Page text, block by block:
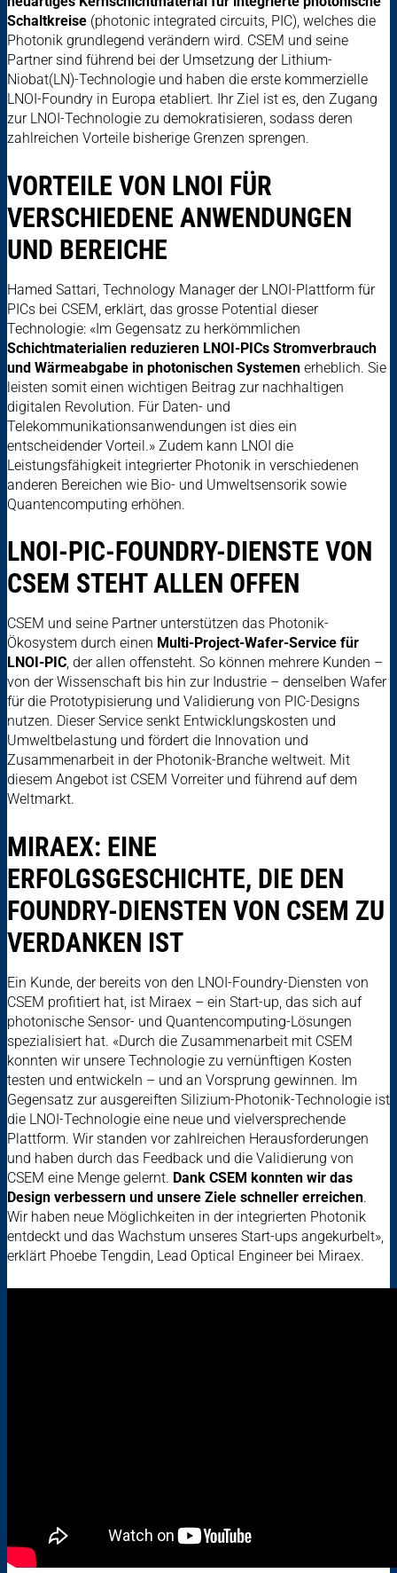
Schaltkreise (photonic integrated circuits, PIC), welches die
Photonik grundlegend verändern wird. CSEM und seine
Partner sind führend bei der Umsetzung der Lithium-
Niobat(LN)-Technologie und haben die erste kommerzielle
LNOI-Foundry in Europa etabliert. Ihr Ziel ist es, den Zugang
zur LNOI-Technologie zu demokratisieren, sodass deren
zahlreichen Vorteile bisherige Grenzen sprengen.
VORTEILE VON LNOI FÜR
VERSCHIEDENE ANWENDUNGEN
UND BEREICHE
Hamed Sattari, Technology Manager der LNOI-Plattform für
PICs bei CSEM, erklärt, das grosse Potential dieser
Technologie: «Im Gegensatz zu herkömmlichen
Schichtmaterialien reduzieren LNOI-PICs Stromverbrauch
und Wärmeabgabe in photonischen Systemen erheblich. Sie
leisten somit einen wichtigen Beitrag zur nachhaltigen
digitalen Revolution. Für Daten- und
Telekommunikationsanwendungen ist dies ein
entscheidender Vorteil.» Zudem kann LNOI die
Leistungsfähigkeit integrierter Photonik in verschiedenen
anderen Bereichen wie Bio- und Umweltsensorik sowie
Quantencomputing erhöhen.
LNOI-PIC-FOUNDRY-DIENSTE VON
CSEM STEHT ALLEN OFFEN
CSEM und seine Partner unterstützen das Photonik-
Ökosystem durch einen Multi-Project-Wafer-Service für
LNOI-PIC, der allen offensteht. So können mehrere Kunden –
von der Wissenschaft bis hin zur Industrie – denselben Wafer
für die Prototypisierung und Validierung von PIC-Designs
nutzen. Dieser Service senkt Entwicklungskosten und
Umweltbelastung und fördert die Innovation und
Zusammenarbeit in der Photonik-Branche weltweit. Mit
diesem Angebot ist CSEM Vorreiter und führend auf dem
Weltmarkt.
MIRAEX: EINE
ERFOLGSGESCHICHTE, DIE DEN
FOUNDRY-DIENSTEN VON CSEM ZU
VERDANKEN IST
Ein Kunde, der bereits von den LNOI-Foundry-Diensten von
CSEM profitiert hat, ist Miraex – ein Start-up, das sich auf
photonische Sensor- und Quantencomputing-Lösungen
spezialisiert hat. «Durch die Zusammenarbeit mit CSEM
konnten wir unsere Technologie zu vernünftigen Kosten
testen und entwickeln – und an Vorsprung gewinnen. Im
Gegensatz zur ausgereiften Silizium-Photonik-Technologie ist
die LNOI-Technologie eine neue und vielversprechende
Plattform. Wir standen vor zahlreichen Herausforderungen
und haben durch das Feedback und die Validierung von
CSEM eine Menge gelernt. Dank CSEM konnten wir das
Design verbessern und unsere Ziele schneller erreichen.
Wir haben neue Möglichkeiten in der integrierten Photonik
entdeckt und das Wachstum unseres Start-ups angekurbelt»,
erklärt Phoebe Tengdin, Lead Optical Engineer bei Miraex.